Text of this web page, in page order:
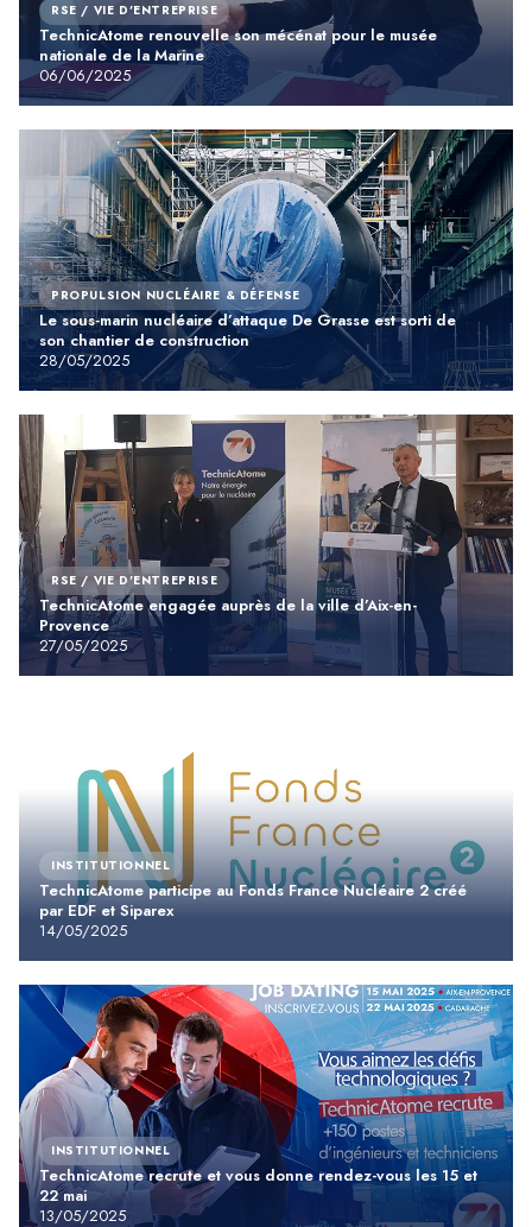
RSE / VIE D'ENTREPRISE
TechnicAtome renouvelle son mécénat pour le musée
nationale de la Marine
06/06/2025
PROPULSION NUCLÉAIRE & DÉFENSE
Le sous-marin nucléaire d’attaque De Grasse est sorti de
son chantier de construction
28/05/2025
RSE / VIE D'ENTREPRISE
TechnicAtome engagée auprès de la ville d’Aix-en-
Provence
27/05/2025
INSTITUTIONNEL
TechnicAtome participe au Fonds France Nucléaire 2 créé
par EDF et Siparex
14/05/2025
INSTITUTIONNEL
TechnicAtome recrute et vous donne rendez-vous les 15 et
22 mai
13/05/2025